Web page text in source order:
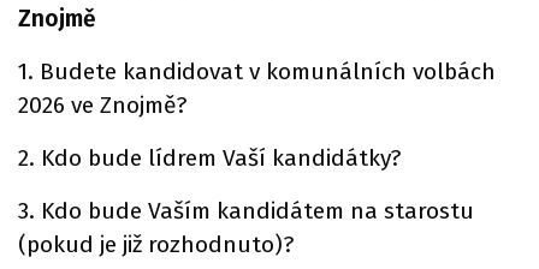
Znojmě
1. Budete kandidovat v komunálních volbách
2026 ve Znojmě?
2. Kdo bude lídrem Vaší kandidátky?
3. Kdo bude Vaším kandidátem na starostu
(pokud je již rozhodnuto)?